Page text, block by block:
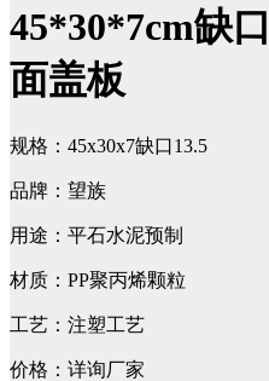
45*30*7cm缺
面盖板
规格：45x30x7缺口13.5
品牌：望族
用途：平石水泥预制
材质：PP聚丙烯颗粒
工艺：注塑工艺
价格：详询厂家